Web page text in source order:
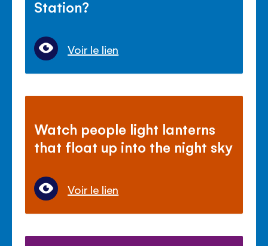
Station?
Voir le lien
Watch people light lanterns
that float up into the night sky
Voir le lien